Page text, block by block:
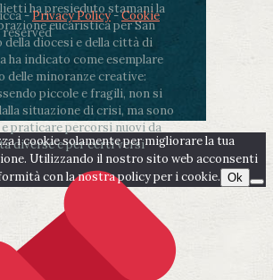
ha presieduto stamani la
eucaristica per San
diocesi e della città di
ha indicato come esemplare
delle minoranze creative:
piccole e fragili, non si
situazione di crisi, ma sono
praticare percorsi nuovi da
diverse e per certi versi
-Privacy Policy-Cookie
i cookie solamente per migliorare la tua
Utilizzando il nostro sito web acconsenti
con la nostra policy per i cookie. Ok